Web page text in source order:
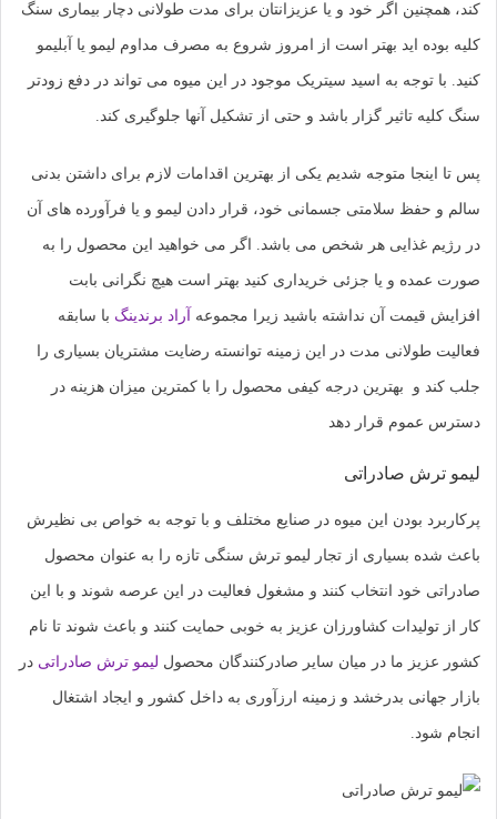
کپی
لینک
کند، همچنین اگر خود و یا عزیزانتان برای مدت طولانی دچار بیماری سنگ
کلیه بوده اید بهتر است از امروز شروع به مصرف مداوم لیمو یا آبلیمو
کنید. با توجه به اسید سیتریک موجود در این میوه می تواند در دفع زودتر
سنگ کلیه تاثیر گزار باشد و حتی از تشکیل آنها جلوگیری کند.
پس تا اینجا متوجه شدیم یکی از بهترین اقدامات لازم برای داشتن بدنی
سالم و حفظ سلامتی جسمانی خود، قرار دادن لیمو و یا فرآورده های آن
در رژیم غذایی هر شخص می باشد. اگر می خواهید این محصول را به
صورت عمده و یا جزئی خریداری کنید بهتر است هیچ نگرانی بابت
افزایش قیمت آن نداشته باشید زیرا مجموعهآراد برندینگبا سابقه
فعالیت طولانی مدت در این زمینه توانسته رضایت مشتریان بسیاری را
جلب کند و بهترین درجه کیفی محصول را با کمترین میزان هزینه در
دسترس عموم قرار دهد
لیمو ترش صادراتی
پرکاربرد بودن این میوه در صنایع مختلف و با توجه به خواص بی نظیرش
باعث شده بسیاری از تجار لیمو ترش سنگی تازه را به عنوان محصول
صادراتی خود انتخاب کنند و مشغول فعالیت در این عرصه شوند و با این
کار از تولیدات کشاورزان عزیز به خوبی حمایت کنند و باعث شوند تا نام
کشور عزیز ما در میان سایر صادرکنندگان محصوللیمو ترش صادراتیدر
بازار جهانی بدرخشد و زمینه ارزآوری به داخل کشور و ایجاد اشتغال
انجام شود.